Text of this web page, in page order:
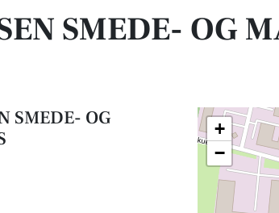
SMEDE- OG
SMEDE- OG
+
−